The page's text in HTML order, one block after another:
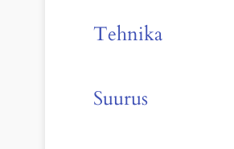
Tehnika
Suurus